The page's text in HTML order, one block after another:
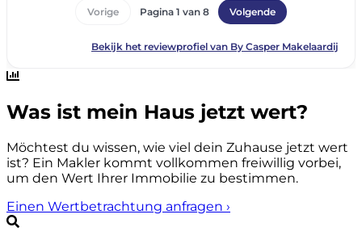
Was ist mein Haus jetzt wert?
Möchtest du wissen, wie viel dein Zuhause jetzt wert
ist? Ein Makler kommt vollkommen freiwillig vorbei,
um den Wert Ihrer Immobilie zu bestimmen.
Einen Wertbetrachtung anfragen ›